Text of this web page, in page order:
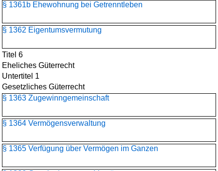
§ 1361b Ehewohnung bei Getrenntleben
§ 1362 Eigentumsvermutung
Titel 6
Eheliches Güterrecht
Untertitel 1
Gesetzliches Güterrecht
§ 1363 Zugewinngemeinschaft
§ 1364 Vermögensverwaltung
§ 1365 Verfügung über Vermögen im Ganzen